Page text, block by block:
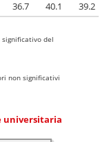
36.7 40.1 39.2
del
non significativi
universitaria